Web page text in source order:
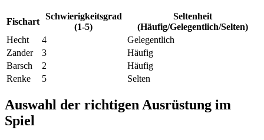
Fischart
Schwierigkeitsgrad
(1-5)
Seltenheit
(Häufig/Gelegentlich/Selten)
Hecht
4
Gelegentlich
Zander
3
Häufig
Barsch
2
Häufig
Renke
5 Selten
Auswahl der richtigen Ausrüstung im
Spiel